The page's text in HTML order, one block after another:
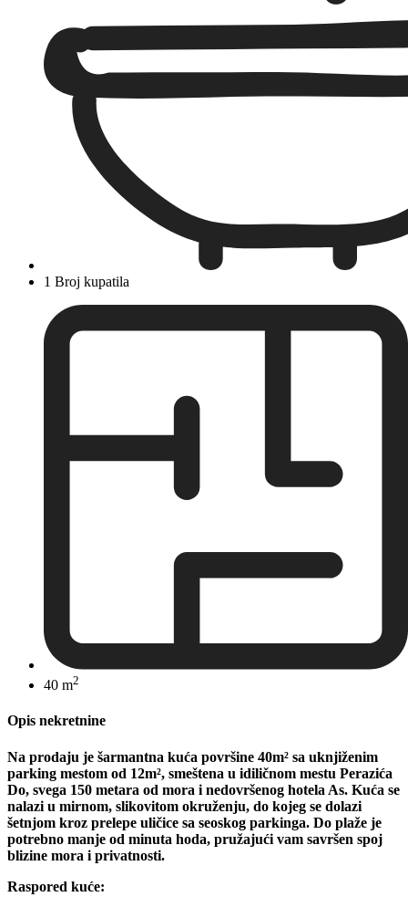
1 Broj kupatila
40 m2
Opis nekretnine
Na prodaju je šarmantna kuća površine 40m² sa uknjiženim
parking mestom od 12m², smeštena u idiličnom mestu Perazića
Do, svega 150 metara od mora i nedovršenog hotela As. Kuća se
nalazi u mirnom, slikovitom okruženju, do kojeg se dolazi
šetnjom kroz prelepe uličice sa seoskog parkinga. Do plaže je
potrebno manje od minuta hoda, pružajući vam savršen spoj
blizine mora i privatnosti.
Raspored kuće: